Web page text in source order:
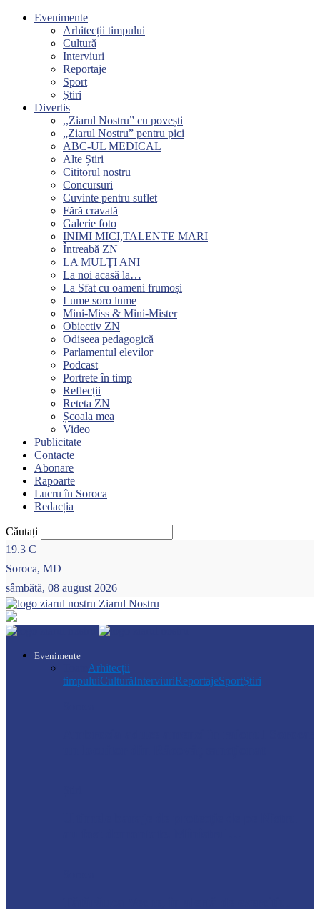
Evenimente
Arhitecții timpului
Cultură
Interviuri
Reportaje
Sport
Știri
Divertis
,,Ziarul Nostru” cu povești
„Ziarul Nostru” pentru pici
ABC-UL MEDICAL
Alte Știri
Cititorul nostru
Concursuri
Cuvinte pentru suflet
Fără cravată
Galerie foto
INIMI MICI,TALENTE MARI
Întreabă ZN
LA MULŢI ANI
La noi acasă la…
La Sfat cu oameni frumoși
Lume soro lume
Mini-Miss & Mini-Mister
Obiectiv ZN
Odiseea pedagogică
Parlamentul elevilor
Podcast
Portrete în timp
Reflecții
Reteta ZN
Școala mea
Video
Publicitate
Contacte
Abonare
Rapoarte
Lucru în Soroca
Redacția
Căutați
19.3 C
Soroca, MD
sâmbătă, 08 august 2026
Ziarul Nostru
Evenimente
Arhitecții
timpuluiCulturăInterviuriReportajeSportȘtiri